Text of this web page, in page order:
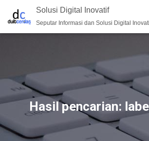
Solusi Digital Inovatif
Seputar Informasi dan Solusi Digital
Hasil pencarian: